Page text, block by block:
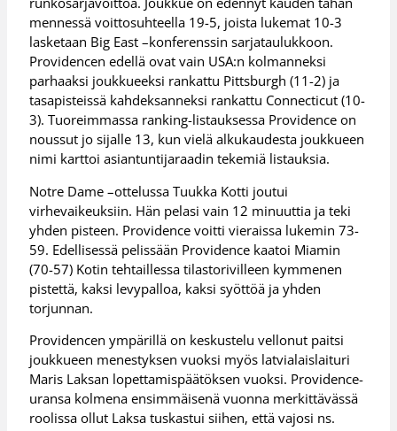
mennessä voittosuhteella 19-5, joista lukemat 10-3
lasketaan Big East –konferenssin sarjataulukkoon.
Providencen edellä ovat vain USA:n kolmanneksi
parhaaksi joukkueeksi rankattu Pittsburgh (11-2) ja
tasapisteissä kahdeksanneksi rankattu Connecticut (10-
3). Tuoreimmassa ranking-listauksessa Providence on
noussut jo sijalle 13, kun vielä alkukaudesta joukkueen
nimi karttoi asiantuntijaraadin tekemiä listauksia.
Notre Dame –ottelussa Tuukka Kotti joutui
virhevaikeuksiin. Hän pelasi vain 12 minuuttia ja teki
yhden pisteen. Providence voitti vieraissa lukemin 73-
59. Edellisessä pelissään Providence kaatoi Miamin
(70-57) Kotin tehtaillessa tilastorivilleen kymmenen
pistettä, kaksi levypalloa, kaksi syöttöä ja yhden
torjunnan.
Providencen ympärillä on keskustelu vellonut paitsi
joukkueen menestyksen vuoksi myös latvialaislaituri
Maris Laksan lopettamispäätöksen vuoksi. Providence-
uransa kolmena ensimmäisenä vuonna merkittävässä
roolissa ollut Laksa tuskastui siihen, että vajosi ns.